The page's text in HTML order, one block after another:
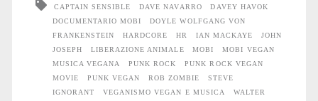
CAPTAIN SENSIBLE DAVE NAVARRO
DAVEY HAVOK
DOCUMENTARIO MOBI
DOYLE WOLFGANG VON
FRANKENSTEIN
HARDCORE HR IAN MACKAYE
JOHN
JOSEPH
LIBERAZIONE ANIMALE MOBI
MOBI VEGAN
MUSICA VEGANA
PUNK ROCK
PUNK ROCK VEGAN
MOVIE
PUNK VEGAN ROB ZOMBIE
STEVE
IGNORANT
VEGANISMO VEGAN E MUSICA
WALTER